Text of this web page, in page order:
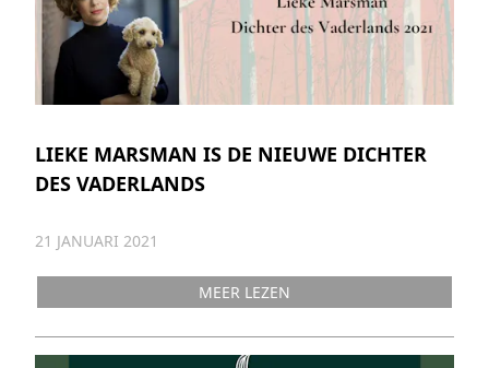
LIEKE MARSMAN IS DE NIEUWE DICHTER
DES VADERLANDS
21 JANUARI 2021
MEER LEZEN